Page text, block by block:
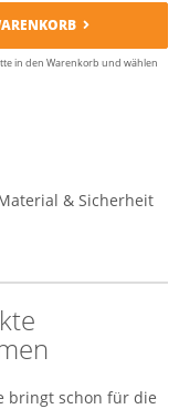
in den Warenkorb und wählen
& Sicherheit
bringt schon für die